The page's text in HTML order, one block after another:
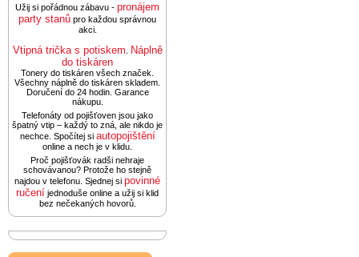
Užij si pořádnou zábavu - pronájem
party stanů pro každou správnou
akci.
Vtipná trička s potiskem Náplně
do tiskáren
Tonery do tiskáren všech značek.
Všechny náplně do tiskáren skladem.
Doručení do 24 hodin. Garance
nákupu.
Telefonáty od pojišťoven jsou jako
špatný vtip – každý to zná, ale nikdo je
nechce. Spočítej si autopojištění
online a nech je v klidu.
Proč pojišťovák radši nehraje
schovávanou? Protože ho stejně
najdou v telefonu. Sjednej si povinné
ručení jednoduše online a užij si klid
bez nečekaných hovorů.